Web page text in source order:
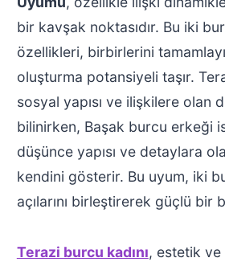
bir kavşak noktasıdır. Bu iki
özellikleri, birbirlerini
oluşturma potansiyeli taşır.
sosyal yapısı ve ilişkilere olan
bilinirken, Başak burcu erkeği
düşünce yapısı ve detaylara
kendini gösterir. Bu uyum, iki
açılarını birleştirerek güçlü bir
Terazi burcu kadını, estetik